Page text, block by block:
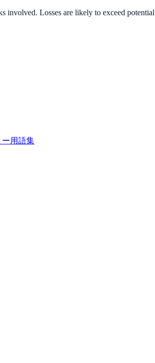
involved. Losses are likely to exceed
ー用語集